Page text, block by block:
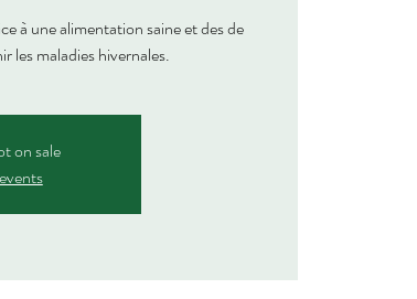
à une alimentation saine et des de
les maladies hivernales.
on sale